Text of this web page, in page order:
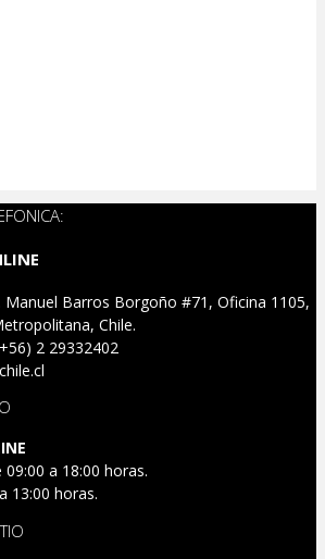
Manuel Barros Borgoño #71, Oficina 1105,
Chile.
2 29332402
09:00 a 18:00 horas.
13:00 horas.